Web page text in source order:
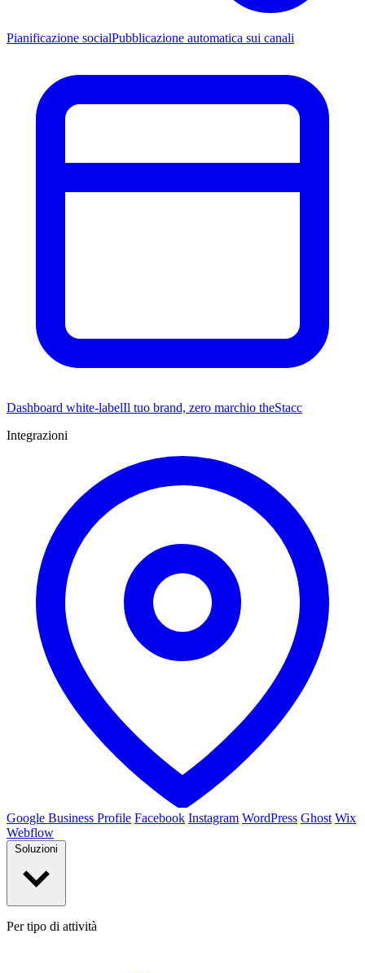
Pianificazione socialPubblicazione automatica sui canali
Dashboard white-labelIl tuo brand, zero marchio theStacc
Integrazioni
Google Business Profile Facebook Instagram WordPress Ghost Wix
Webflow
Per tipo di attività